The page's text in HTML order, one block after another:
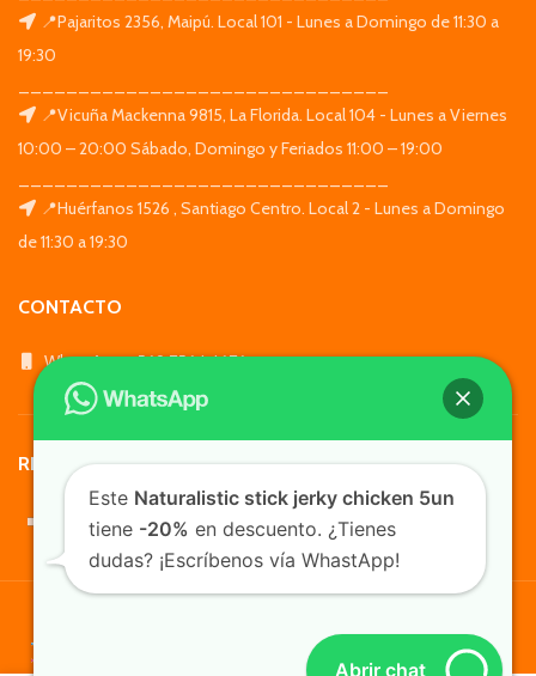
📍Pajaritos 2356, Maipú. Local 101 - Lunes a Domingo de 11:30 a
19:30
📍Vicuña Mackenna 9815, La Florida. Local 104 - Lunes a Viernes
10:00 – 20:00 Sábado, Domingo y Feriados 11:00 – 19:00
📍Huérfanos 1526 , Santiago Centro. Local 2 - Lunes a Domingo
de 11:30 a 19:30
CONTACTO
WhatsApp: +569 7564 4676
REDES SOCIALES
TusMascotas.cl
Abrir chat
Este Naturalistic stick jerky chicken 5un
tiene -20% en descuento. ¿Tienes
dudas? ¡Escríbenos vía WhastApp!